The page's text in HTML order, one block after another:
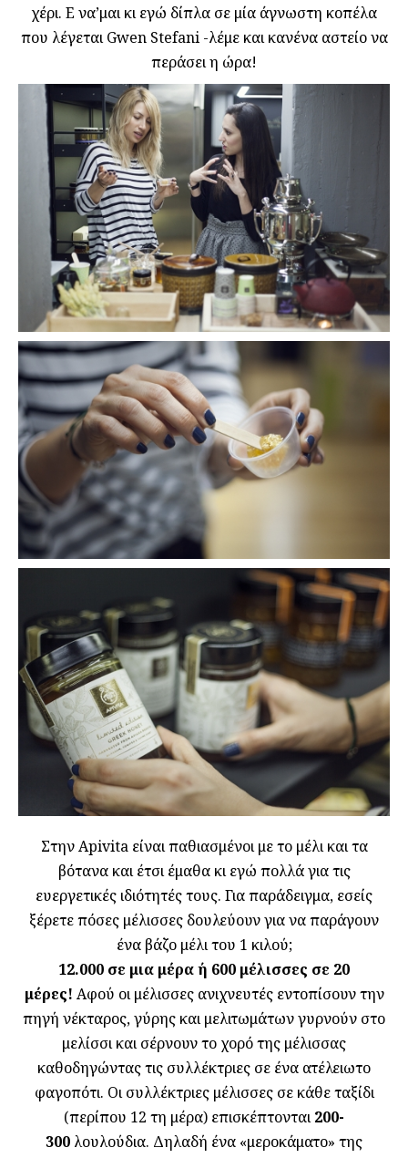
χέρι. Ε να’μαι κι εγώ δίπλα σε μία άγνωστη κοπέλα
που λέγεται Gwen Stefani -λέμε και κανένα αστείο να
περάσει η ώρα!
Στην Apivita είναι παθιασμένοι με το μέλι και τα
βότανα και έτσι έμαθα κι εγώ πολλά για τις
ευεργετικές ιδιότητές τους. Για παράδειγμα, εσείς
ξέρετε πόσες μέλισσες δουλεύουν για να παράγουν
ένα βάζο μέλι του 1 κιλού;
12.000 σε μια μέρα ή 600 μέλισσες σε 20
μέρες! Αφού οι μέλισσες ανιχνευτές εντοπίσουν την
πηγή νέκταρος, γύρης και μελιτωμάτων γυρνούν στο
μελίσσι και σέρνουν το χορό της μέλισσας
καθοδηγώντας τις συλλέκτριες σε ένα ατέλειωτο
φαγοπότι. Οι συλλέκτριες μέλισσες σε κάθε ταξίδι
(περίπου 12 τη μέρα) επισκέπτονται200-
300 λουλούδια. Δηλαδή ένα «μεροκάματο» της